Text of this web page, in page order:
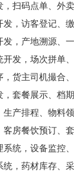
生产排程、物料
房餐饮预订、
统，药材库存、